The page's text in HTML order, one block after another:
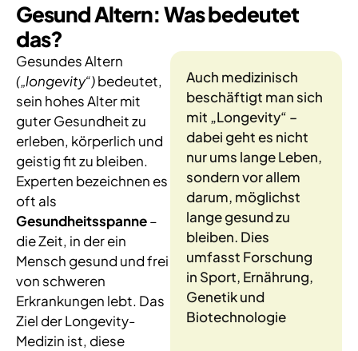
Gesund Altern: Was bedeutet
das?
Gesundes Altern
(„longevity“)bedeutet,
sein hohes Alter mit
guter Gesundheit zu
erleben, körperlich und
geistig fit zu bleiben.
Experten bezeichnen es
oft als
Gesundheitsspanne–
die Zeit, in der ein
Mensch gesund und frei
von schweren
Erkrankungen lebt. Das
Ziel der Longevity-
Medizin ist, diese
Auch medizinisch
beschäftigt man sich
mit „Longevity“ –
dabei geht es nicht
nur ums lange Leben,
sondern vor allem
darum, möglichst
lange gesund zu
bleiben. Dies
umfasst Forschung
in Sport, Ernährung,
Genetik und
Biotechnologie